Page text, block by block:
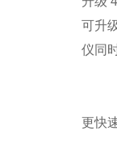
可升
仪同
更快